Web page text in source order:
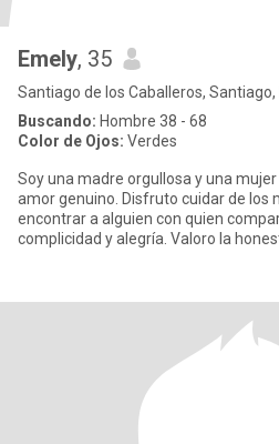
Emely, 35
Santiago de los Caballeros,
Buscando: Hombre 38 - 68
Color de Ojos: Verdes
Soy una madre orgullosa y una mujer
amor genuino. Disfruto cuidar de los
encontrar a alguien con quien
complicidad y alegría. Valoro la